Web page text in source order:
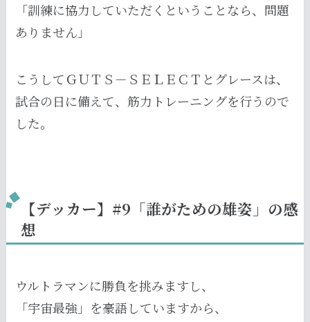
「訓練に協力していただくということなら、問題
ありません」
こうしてＧＵＴＳ－ＳＥＬＥＣＴとグレースは、
試合の日に備えて、筋力トレーニングを行うので
した。
【デッカー】#9「誰がための雄姿」の感
想
ウルトラマンに勝負を挑みますし、
「宇宙最強」を豪語していますから、